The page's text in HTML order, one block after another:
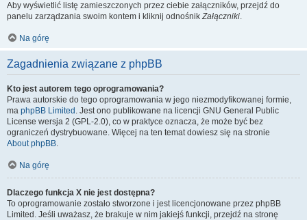
Aby wyświetlić listę zamieszczonych przez ciebie załączników, przejdź do
panelu zarządzania swoim kontem i kliknij odnośnikZałączniki.
Na górę
Zagadnienia związane z phpBB
Kto jest autorem tego oprogramowania?
Prawa autorskie do tego oprogramowania w jego niezmodyfikowanej formie,
ma phpBB Limited . Jest ono publikowane na licencji GNU General Public
License wersja 2 (GPL-2.0), co w praktyce oznacza, że może być bez
ograniczeń dystrybuowane. Więcej na ten temat dowiesz się na stronie
About phpBB.
Na górę
Dlaczego funkcja X nie jest dostępna?
To oprogramowanie zostało stworzone i jest licencjonowane przez phpBB
Limited. Jeśli uważasz, że brakuje w nim jakiejś funkcji, przejdź na stronę